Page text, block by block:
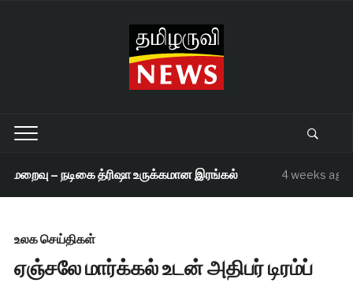
– நடிகை த்ரிஷா உருக்கமான இரங்கல் 4 weeks ago
உலக செய்திகள்
ஏஞ்சலே மார்க்கல் உடன் அதிபர் டிரம்ப்